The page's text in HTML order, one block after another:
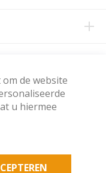
de website
u hiermee